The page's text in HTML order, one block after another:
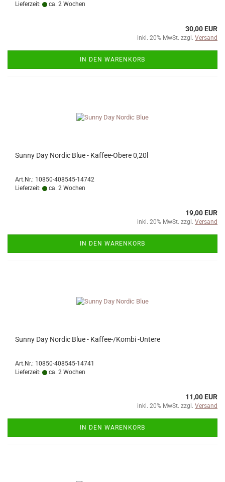
Lieferzeit:
ca. 2 Wochen
30,00 EUR
inkl. 20% MwSt. zzgl. Versand
IN DEN WARENKORB
Sunny Day Nordic Blue - Kaffee-Obere 0,20l
Art.Nr.: 10850-408545-14742
Lieferzeit:
ca. 2 Wochen
19,00 EUR
inkl. 20% MwSt. zzgl. Versand
IN DEN WARENKORB
Sunny Day Nordic Blue - Kaffee-/Kombi -Untere
Art.Nr.: 10850-408545-14741
Lieferzeit:
ca. 2 Wochen
11,00 EUR
inkl. 20% MwSt. zzgl. Versand
IN DEN WARENKORB